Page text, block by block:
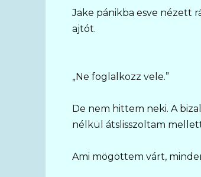
Jake pánikba esve nézett
ajtót.
„Ne foglalkozz vele.”
De nem hittem neki. A
nélkül átslisszoltam
Ami mögöttem várt,